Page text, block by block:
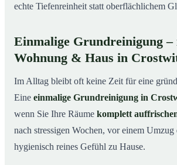
echte Tiefenreinheit statt oberflächlichem
Einmalige Grundreinigung
Wohnung & Haus in
Im Alltag bleibt oft keine Zeit für eine
Eine einmalige Grundreinigung in
wenn Sie Ihre Räume komplett
nach stressigen Wochen, vor einem
hygienisch reines Gefühl zu Hause.